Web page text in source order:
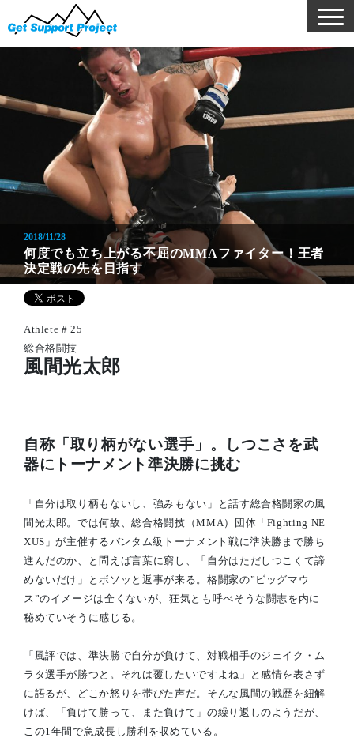
2018/11/28
何度でも立ち上がる不屈のMMAファイター！王者
決定戦の先を目指す
Athlete # 25
総合格闘技
風間光太郎
自称「取り柄がない選手」。しつこさを武
器にトーナメント準決勝に挑む
「自分は取り柄もないし、強みもない」と話す総合格闘家の風
間光太郎。では何故、総合格闘技（MMA）団体「Fighting NE
XUS」が主催するバンタム級トーナメント戦に準決勝まで勝ち
進んだのか、と問えば言葉に窮し、「自分はただしつこくて諦
めないだけ」とボソッと返事が来る。格闘家の”ビッグマウ
ス”のイメージは全くないが、狂気とも呼べそうな闘志を内に
秘めていそうに感じる。
「風評では、準決勝で自分が負けて、対戦相手のジェイク・ム
ラタ選手が勝つと。それは覆したいですよね」と感情を表さず
に語るが、どこか怒りを帯びた声だ。そんな風間の戦歴を紐解
けば、「負けて勝って、また負けて」の繰り返しのようだが、
この1年間で急成長し勝利を収めている。